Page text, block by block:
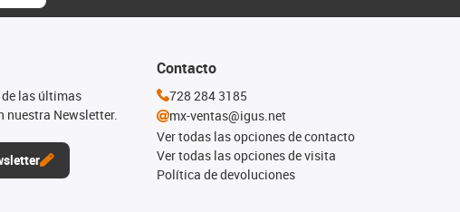
las últimas
nuestra Newsletter.
Contacto
728 284 3185
mx-ventas@igus.net
Ver todas las opciones de contacto
Ver todas las opciones de visita
Política de devoluciones